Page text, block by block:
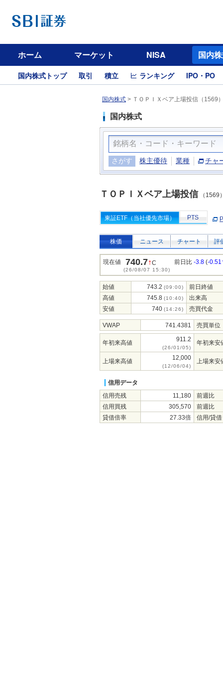
ホーム マーケット NISA 国内
国内株式トップ 取引 積立 ランキング IPO・PO
国内株式 > ＴＯＰＩＸベア上場投信（1569
国内株式
さがす 株主優待 業種 チャ
ＴＯＰＩＸベア上場投信 （1569
東証ETF（当社優先市場） PTS
株価 ニュース チャート 評
現在値 740.7↑C
(26/08/07 15:30)
前日比 -3.8 (-0.51
始値 743.2 (09:00)
前日終値
高値
745.8 (10:40)
出来高
安値
740 (14:26) 売買代金
VWAP 741.4381 売買単位
年初来高値 911.2
(26/01/05)
年初来安
上場来高値 12,000
(12/06/04)
上場来安
信用データ
信用売残
11,180
前週比
信用買残
305,570
前週比
貸借倍率
27.33倍 信用/貸借